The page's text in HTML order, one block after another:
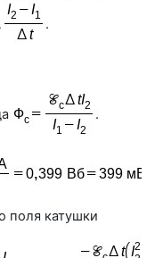
.
.
поля катушки